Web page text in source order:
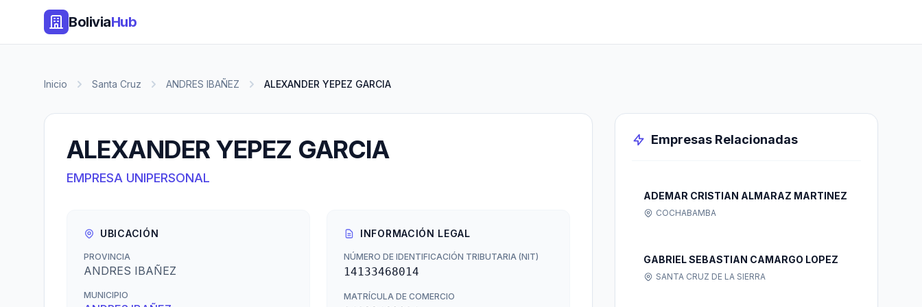
BoliviaHub
Inicio Santa Cruz ANDRES IBAÑEZ ALEXANDER YEPEZ GARCIA
ALEXANDER YEPEZ GARCIA
EMPRESA UNIPERSONAL
UBICACIÓN
PROVINCIA
ANDRES IBAÑEZ
MUNICIPIO
INFORMACIÓN LEGAL
NÚMERO DE IDENTIFICACIÓN TRIBUTARIA (NIT)
14133468014
MATRÍCULA DE COMERCIO
Empresas Relacionadas
ADEMAR CRISTIAN ALMARAZ MARTINEZ
COCHABAMBA
GABRIEL SEBASTIAN CAMARGO LOPEZ
SANTA CRUZ DE LA SIERRA